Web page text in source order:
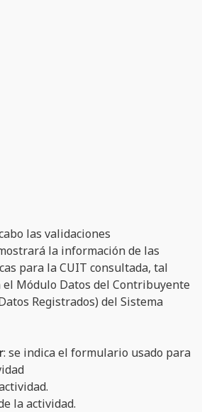
las validaciones
la información de las
para la CUIT consultada, tal
el Módulo Datos del Contribuyente
Registrados) del Sistema
: se indica el formulario usado para
la actividad.